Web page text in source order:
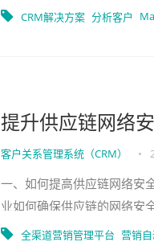
牌，通过全渠道数据整合
CRM解决方案 分析客户
提升供应链网络
客户关系管理系统（CRM） •
一、如何提高供应链网络安
业如何确保供应链的网络安
代企业中变得越来越重要，
全渠道营销管理平台 营销